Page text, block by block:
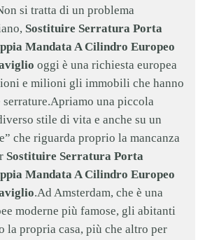
si tratta di un problema
Sostituire Serratura Porta
Mandata A Cilindro Europeo
oggi è una richiesta europea
e milioni gli immobili che hanno
serrature.Apriamo una piccola
stile di vita e anche su un
che riguarda proprio la mancanza
Sostituire Serratura Porta
Mandata A Cilindro Europeo
.Ad Amsterdam, che è una
moderne più famose, gli abitanti
la propria casa, più che altro per